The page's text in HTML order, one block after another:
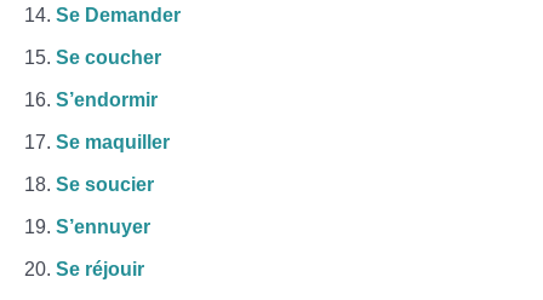
Se Demander
Se coucher
S’endormir
Se maquiller
Se soucier
S’ennuyer
Se réjouir